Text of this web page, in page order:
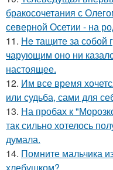
бракосочетания с
северной Осетии - на
11. He тащите за собой
чарующим оно ни
настоящее.
12. Им все время
или судьба, сами для
13. На пробах к
так сильно хотелось
думала.
14. Помните мальчика